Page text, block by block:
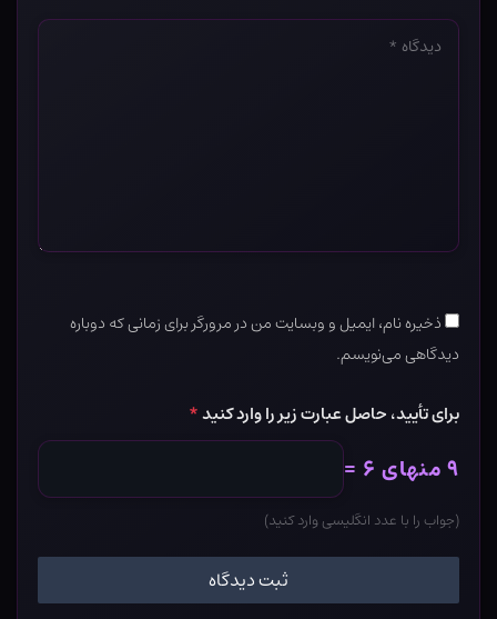
دیدگاه
ذخیره نام، ایمیل و وبسایت من در مرورگر برای زمانی که دوباره
دیدگاهی می‌نویسم.
برای تأیید، حاصل عبارت زیر را وارد کنید*
۹ منهای ۶ =
(جواب را با عدد انگلیسی وارد کنید)